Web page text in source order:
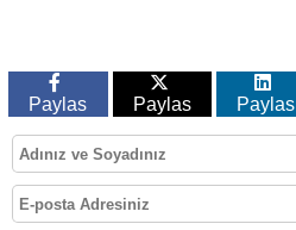
Paylas Paylas Paylas